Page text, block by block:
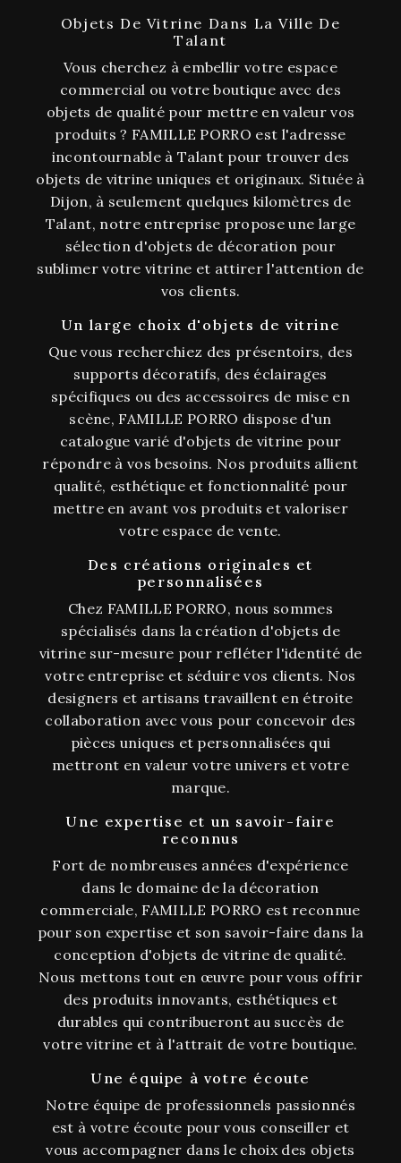
Objets De Vitrine Dans La Ville De
Talant
Vous cherchez à embellir votre espace
commercial ou votre boutique avec des
objets de qualité pour mettre en valeur vos
produits ? FAMILLE PORRO est l'adresse
incontournable à Talant pour trouver des
objets de vitrine uniques et originaux. Située à
Dijon, à seulement quelques kilomètres de
Talant, notre entreprise propose une large
sélection d'objets de décoration pour
sublimer votre vitrine et attirer l'attention de
vos clients.
Un large choix d'objets de vitrine
Que vous recherchiez des présentoirs, des
supports décoratifs, des éclairages
spécifiques ou des accessoires de mise en
scène, FAMILLE PORRO dispose d'un
catalogue varié d'objets de vitrine pour
répondre à vos besoins. Nos produits allient
qualité, esthétique et fonctionnalité pour
mettre en avant vos produits et valoriser
votre espace de vente.
Des créations originales et
personnalisées
Chez FAMILLE PORRO, nous sommes
spécialisés dans la création d'objets de
vitrine sur-mesure pour refléter l'identité de
votre entreprise et séduire vos clients. Nos
designers et artisans travaillent en étroite
collaboration avec vous pour concevoir des
pièces uniques et personnalisées qui
mettront en valeur votre univers et votre
marque.
Une expertise et un savoir-faire
reconnus
Fort de nombreuses années d'expérience
dans le domaine de la décoration
commerciale, FAMILLE PORRO est reconnue
pour son expertise et son savoir-faire dans la
conception d'objets de vitrine de qualité.
Nous mettons tout en œuvre pour vous offrir
des produits innovants, esthétiques et
durables qui contribueront au succès de
votre vitrine et à l'attrait de votre boutique.
Une équipe à votre écoute
Notre équipe de professionnels passionnés
est à votre écoute pour vous conseiller et
vous accompagner dans le choix des objets